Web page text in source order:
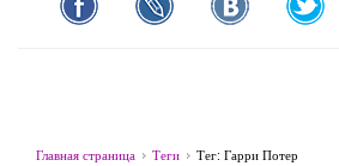
Главная страница Теги Тег: Гарри Потер